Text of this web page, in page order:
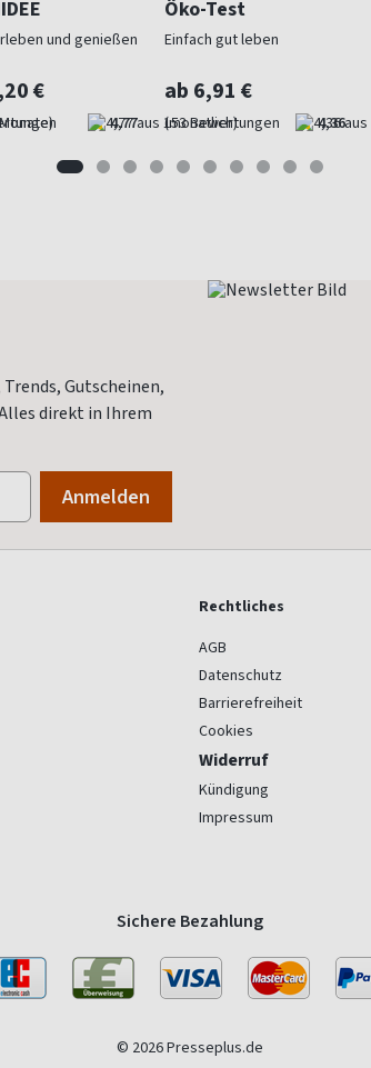
und genießen
€
4,77
Öko-Test
Einfach gut leben
ab 6,91 €
(monatlich) 4,36
Gutscheinen,
direkt in Ihrem
Rechtliches
AGB
Datenschutz
Barrierefreiheit
Cookies
Widerruf
Kündigung
Impressum
Sichere Bezahlung
© 2026 Presseplus.de